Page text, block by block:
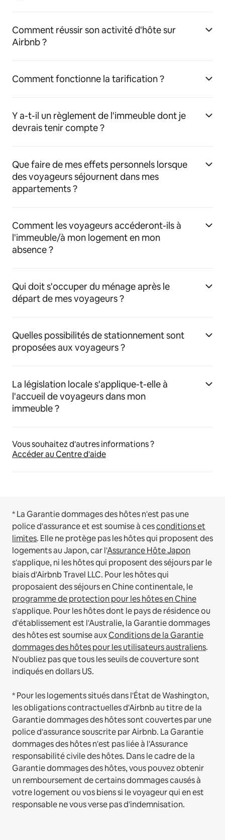
Comment réussir son activité d'hôte sur
Airbnb ?
Comment fonctionne la tarification ?
Y a-t-il un règlement de l'immeuble dont je
devrais tenir compte ?
Que faire de mes effets personnels lorsque
des voyageurs séjournent dans mes
appartements ?
Comment les voyageurs accéderont-ils à
l'immeuble/à mon logement en mon
absence ?
Qui doit s'occuper du ménage après le
départ de mes voyageurs ?
Quelles possibilités de stationnement sont
proposées aux voyageurs ?
La législation locale s'applique-t-elle à
l'accueil de voyageurs dans mon
immeuble ?
Vous souhaitez d'autres informations ?
Accéder au Centre d'aide
* La Garantie dommages des hôtes n'est pas une
police d'assurance et est soumise à cesconditions et
limites. Elle ne protège pas les hôtes qui proposent des
logements au Japon, car l'Assurance Hôte Japon
s'applique, ni les hôtes qui proposent des séjours par le
biais d'Airbnb Travel LLC. Pour les hôtes qui
proposaient des séjours en Chine continentale, le
programme de protection pour les hôtes en Chine
s'applique. Pour les hôtes dont le pays de résidence ou
d'établissement est l'Australie, la Garantie dommages
des hôtes est soumise auxConditions de la Garantie
dommages des hôtes pour les utilisateurs australiens.
N'oubliez pas que tous les seuils de couverture sont
indiqués en dollars US.
* Pour les logements situés dans l'État de Washington,
les obligations contractuelles d'Airbnb au titre de la
Garantie dommages des hôtes sont couvertes par une
police d'assurance souscrite par Airbnb. La Garantie
dommages des hôtes n'est pas liée à l'Assurance
responsabilité civile des hôtes. Dans le cadre de la
Garantie dommages des hôtes, vous pouvez obtenir
un remboursement de certains dommages causés à
votre logement ou vos biens si le voyageur qui en est
responsable ne vous verse pas d'indemnisation.